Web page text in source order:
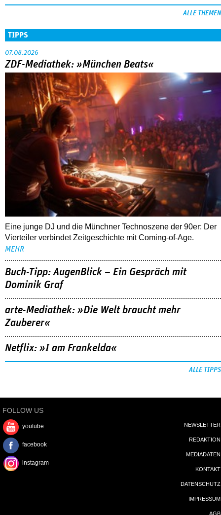
ALLE THEMEN
TIPPS
07.08.2026
ZDF-Mediathek: »München Beats«
Eine junge DJ und die Münchner Technoszene der 90er: Der
Vierteiler verbindet Zeitgeschichte mit Coming-of-Age.
MEHR
Buch-Tipp: AugenBlick – Ein Gespräch mit
Dominik Graf
arte-Mediathek: »Die Welt braucht mehr
Zauberer«
Netflix: »I am Frankelda«
ALLE TIPPS
FOLLOW US
youtube
facebook
instagram
NEWSLETTER
REDAKTION
MEDIADATEN
KONTAKT
DATENSCHUTZ
IMPRESSUM
AGB